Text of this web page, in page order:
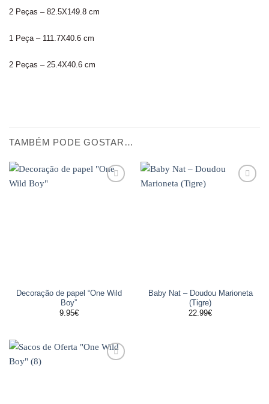
2 Peças – 82.5X149.8 cm
1 Peça – 111.7X40.6 cm
2 Peças – 25.4X40.6 cm
TAMBÉM PODE GOSTAR…
Decoração de papel “One Wild
Boy”
9.95€
Baby Nat – Doudou Marioneta
(Tigre)
22.99€